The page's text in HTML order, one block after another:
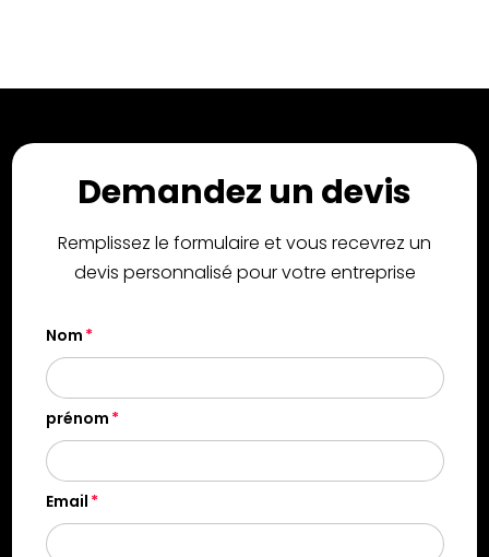
Demandez un devis
Remplissez le formulaire et vous recevrez un
devis personnalisé pour votre entreprise
Nom
prénom
Email